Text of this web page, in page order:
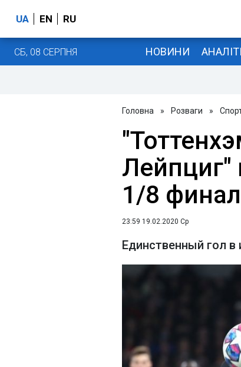
UA EN RU
СБ, 08 СЕРПНЯ НОВИНИ
Головна » Розваги »
Лейпциг"
1/8
23:59 19.02.2020 Ср
Единственный гол в